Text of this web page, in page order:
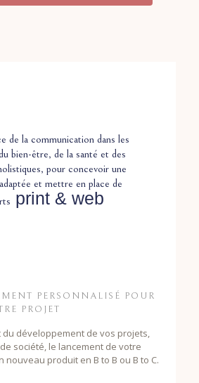
de la communication dans les
bien-être, de la santé et des
pour concevoir une
et mettre en place de
print & web
PERSONNALISÉ POUR
PROJET
du développement de vos projets,
société, le lancement de votre
nouveau produit en B to B ou B to C.